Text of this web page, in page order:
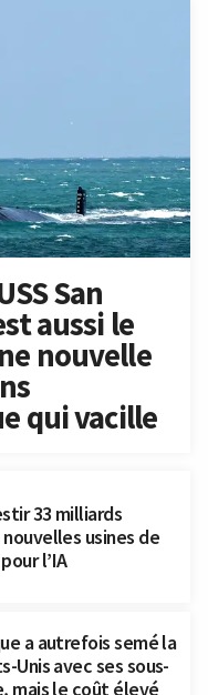
San
aussi le
nouvelle
qui vacille
33 milliards
nouvelles usines de
l’IA
a autrefois semé la
Unis avec ses sous-
mais le coût élevé